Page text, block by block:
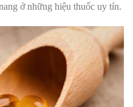
ở những hiệu thuốc uy tín.